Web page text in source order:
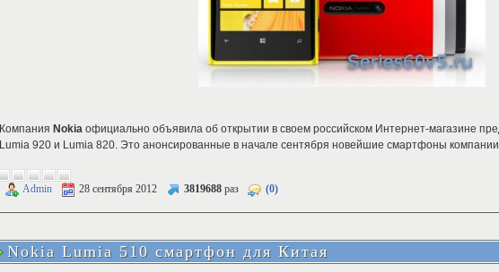
Компания Nokia официально объявила об открытии в своем российском Интернет-магазине
Lumia 920 и Lumia 820. Это анонсированные в начале сентября новейшие смартфоны
Admin 28 сентября 2012 3819688 раз (0)
Nokia Lumia 510 смартфон для Китая